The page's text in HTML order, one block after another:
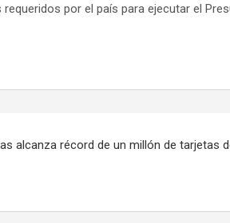
por el país para ejecutar el
alcanza récord de un millón de tarjetas